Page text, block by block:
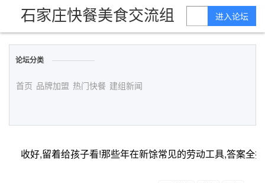
石家庄快餐美食交流组 进入论坛
论坛分类
首页 品牌加盟 热门快餐 建组新闻
收好,留着给孩子看!那些年在新馀常见的劳动工具,答案全